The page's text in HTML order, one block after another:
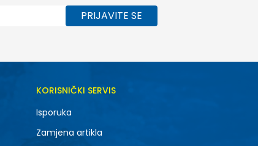
PRIJAVITE SE
KORISNIČKI SERVIS
Isporuka
Zamjena artikla